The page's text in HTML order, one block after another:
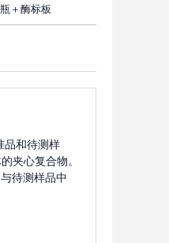
＋酶标板
品和待测样
夹心复合物。
待测样品中